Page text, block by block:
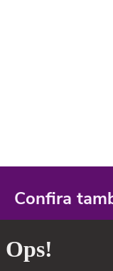
Confira